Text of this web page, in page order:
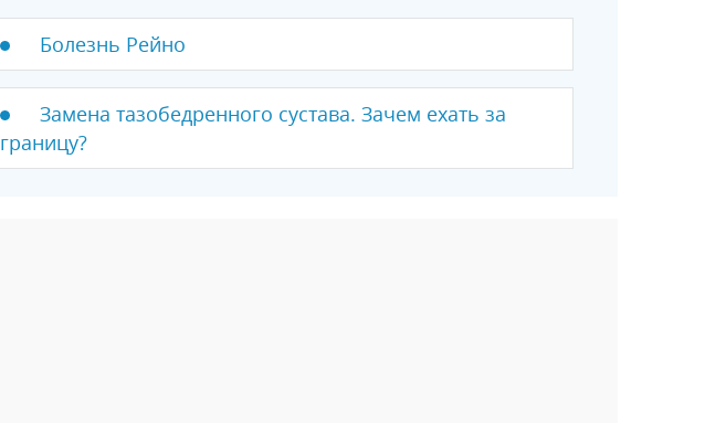
Болезнь Рейно
Замена тазобедренного сустава. Зачем ехать за
границу?